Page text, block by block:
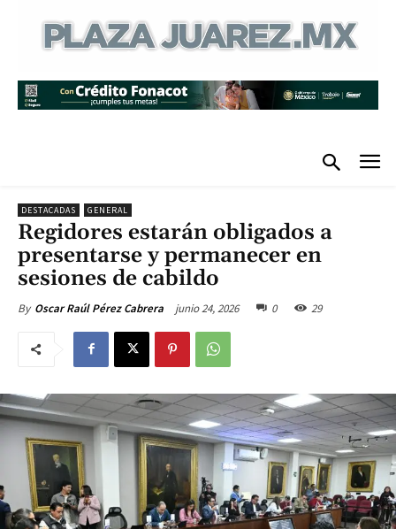
DESTACADAS GENERAL
Regidores estarán obligados a
presentarse y permanecer en
sesiones de cabildo
By Oscar Raúl Pérez Cabrera junio 24, 2026 0 29